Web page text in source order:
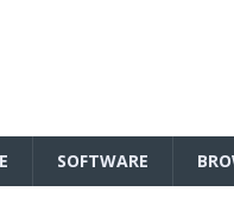
SOFTWARE